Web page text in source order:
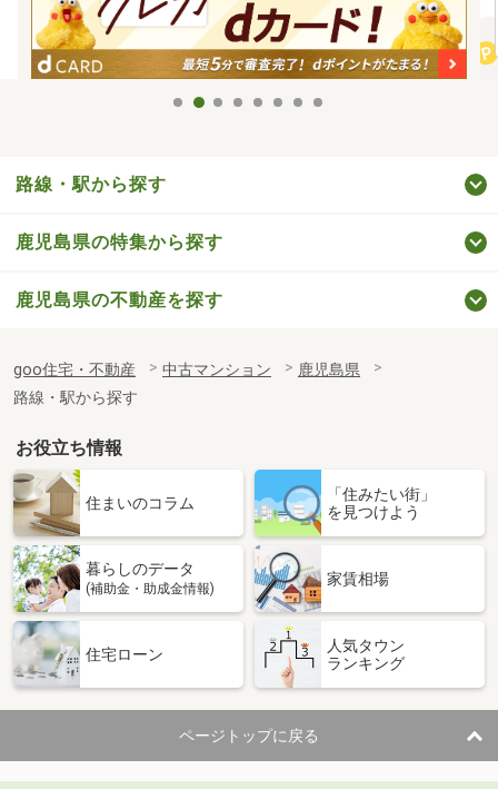
路線・駅から探す
鹿児島県の特集から探す
鹿児島県の不動産を探す
goo住宅・不動産 中古マンション
鹿児島県
路線・駅から探す
お役立ち情報
住まいのコラム
「住みたい街」
を見つけよう
暮らしのデータ
(補助金・助成金情報)
家賃相場
住宅ローン
人気タウン
ランキング
ページトップに戻る